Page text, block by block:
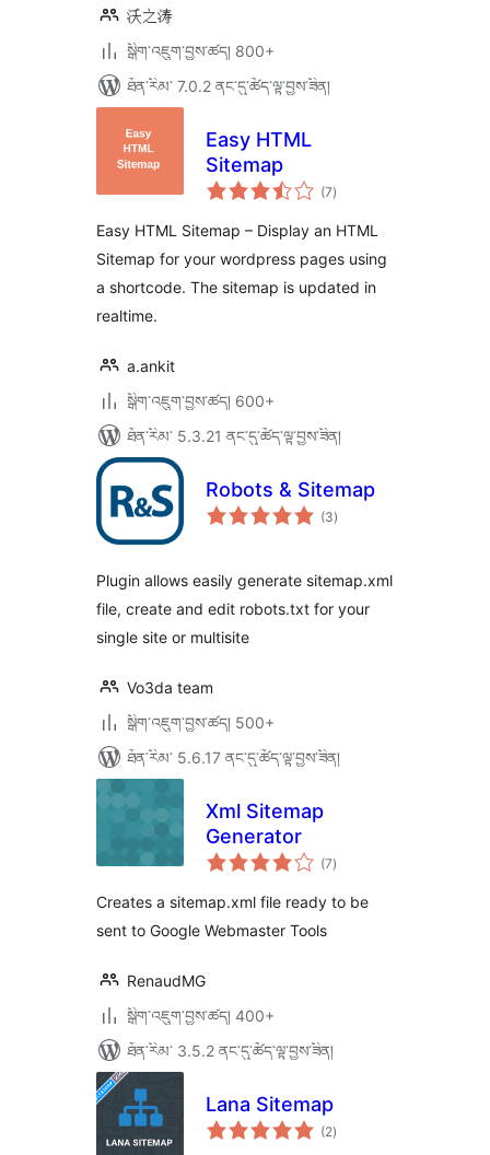
沃之涛
སྒྲིག་འཇུག་བྱས་ཚད། 800+
ཐོན་རིམ་ 7.0.2 ནང་དུ་ཚོད་ལྟ་བྱས་ཟིན།
Easy HTML
Sitemap
(7གདེང་
འཇོག་
ཚང་།
)
Easy HTML Sitemap – Display an HTML
Sitemap for your wordpress pages using
a shortcode. The sitemap is updated in
realtime.
a.ankit
སྒྲིག་འཇུག་བྱས་ཚད། 600+
ཐོན་རིམ་ 5.3.21 ནང་དུ་ཚོད་ལྟ་བྱས་ཟིན།
Robots & Sitemap
(3གདེང་
འཇོག་
)
Plugin allows easily generate sitemap.xml
filе, create and edit robots.txt for your
single site or multisite
Vo3da team
སྒྲིག་འཇུག་བྱས་ཚད། 500+
ཐོན་རིམ་ 5.6.17 ནང་དུ་ཚོད་ལྟ་བྱས་ཟིན།
Xml Sitemap
Generator
(7གདེང་
འཇོག་
ཚང་།
)
Creates a sitemap.xml file ready to be
sent to Google Webmaster Tools
RenaudMG
སྒྲིག་འཇུག་བྱས་ཚད། 400+
ཐོན་རིམ་ 3.5.2 ནང་དུ་ཚོད་ལྟ་བྱས་ཟིན།
Lana Sitemap
(2གདེང་
འཇོག་
)